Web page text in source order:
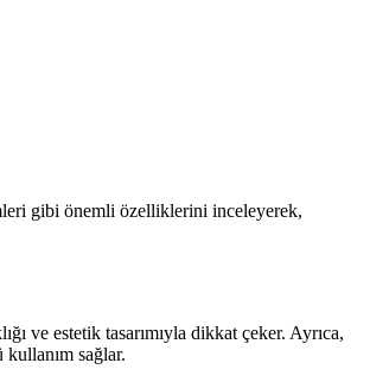
gibi önemli özelliklerini inceleyerek,
ve estetik tasarımıyla dikkat çeker. Ayrıca,
sağlar.